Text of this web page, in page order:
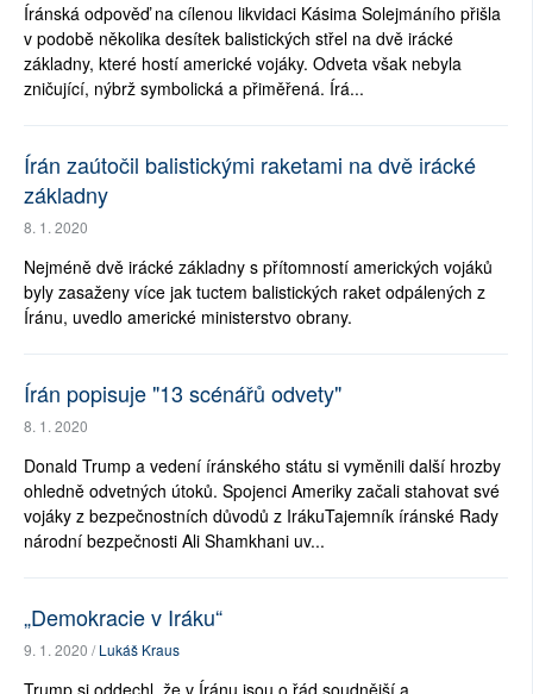
Íránská odpověď na cílenou likvidaci Kásima Solejmáního přišla
v podobě několika desítek balistických střel na dvě irácké
základny, které hostí americké vojáky. Odveta však nebyla
zničující, nýbrž symbolická a přiměřená. Írá...
Írán zaútočil balistickými raketami na dvě irácké
základny
8. 1. 2020
Nejméně dvě irácké základny s přítomností amerických vojáků
byly zasaženy více jak tuctem balistických raket odpálených z
Íránu, uvedlo americké ministerstvo obrany.
Írán popisuje "13 scénářů odvety"
8. 1. 2020
Donald Trump a vedení íránského státu si vyměnili další hrozby
ohledně odvetných útoků. Spojenci Ameriky začali stahovat své
vojáky z bezpečnostních důvodů z IrákuTajemník íránské Rady
národní bezpečnosti Ali Shamkhani uv...
„Demokracie v Iráku“
9. 1. 2020 /Lukáš Kraus